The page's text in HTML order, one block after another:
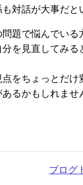
も対話が大事だ
題で悩んでいる
を見直してみ
点をちょっとだ
るかもしれませ
ブログ